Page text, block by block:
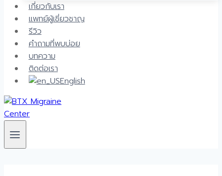
เกี่ยวกับเรา
แพทย์ผู้เชี่ยวชาญ
รีวิว
คำถามที่พบบ่อย
บทความ
ติดต่อเรา
English